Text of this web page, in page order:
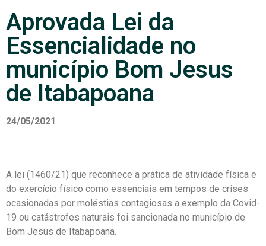
Aprovada Lei da
Essencialidade no
município Bom Jesus
de Itabapoana
24/05/2021
A lei (1460/21) que reconhece a prática de atividade física e
do exercício físico como essenciais em tempos de crises
ocasionadas por moléstias contagiosas a exemplo da Covid-
19 ou catástrofes naturais foi sancionada no município de
Bom Jesus de Itabapoana.